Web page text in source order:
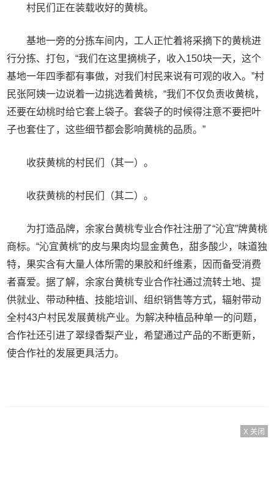
村民们正在装载收好的黄桃。
基地一旁的分拣车间内，工人正忙着将采摘下的黄桃进
行分拣、打包，“我们在这里摘桃子，收入150块一天，这个
基地一年四季都有事做，对我们村民来说有可观的收入。”村
民张阿姨一边说着一边挑选着黄桃，“我们不仅负责收黄桃，
还要在幼桃时给它套上袋子。套袋子的时候得注意不要把叶
子也套住了，这些细节都会影响黄桃的品质。”
收获黄桃的村民们（其一）。
收获黄桃的村民们（其二）。
为打造品牌，余家台黄桃专业合作社注册了“沁宜”牌黄桃
商标。“沁宜黄桃”的皮与果肉均显金黄色，甜多酸少，味道独
特，果实含有大量人体所需的果胶和纤维素，因而备受消费
者喜爱。据了解，余家台黄桃专业合作社通过流转土地、提
供就业、带动种植、技能培训、组织销售等方式，辐射带动
全村43户村民发展黄桃产业。为解决种植品种单一的问题，
合作社还引进了翠绿香梨产业，希望通过产品的不断更新，
使合作社的发展更具活力。
X 关闭